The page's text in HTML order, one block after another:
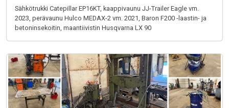
Sähkötrukki Catepillar EP16KT, kaappivaunu JJ-Trailer Eagle vm.
2023, perävaunu Hulco MEDAX-2 vm. 2021, Baron F200 -laastin- ja
betoninsekoitin, maantiivistin Husqvarna LX 90